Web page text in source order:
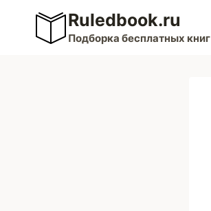
Перейти
содержимому
Ruledbook.ru
Подборка бесплатных книг